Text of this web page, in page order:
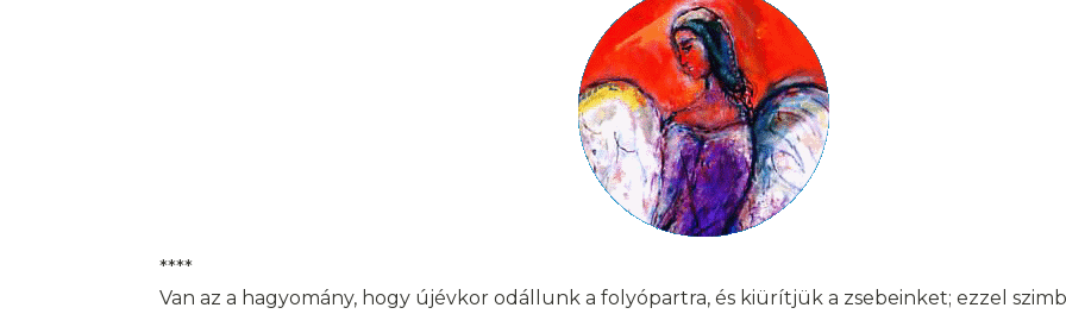
****
Van az a hagyomány, hogy újévkor odállunk a folyópartra, és kiürítjük a zsebeinket; ezzel